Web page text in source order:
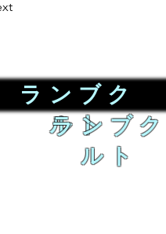
ランブク
ルト
ランブク
ルト